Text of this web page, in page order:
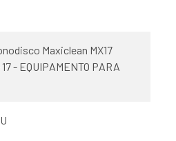
Maxiclean MX17
- EQUIPAMENTO PARA